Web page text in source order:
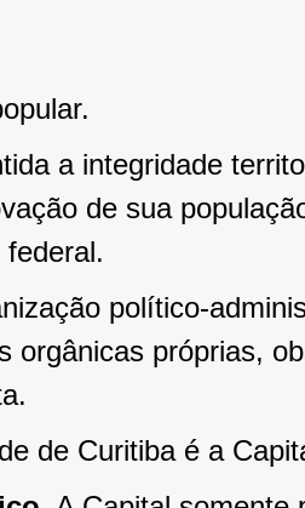
a integridade
de sua
político-
orgânicas próprias,
de Curitiba é a